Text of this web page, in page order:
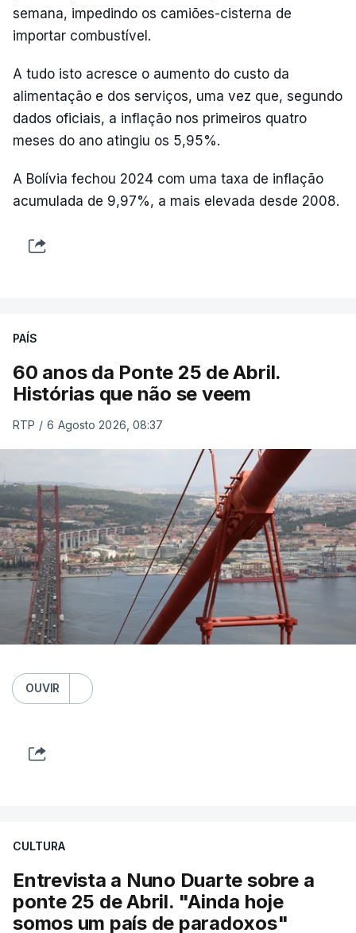
semana, impedindo os camiões-cisterna de
importar combustível.
A tudo isto acresce o aumento do custo da
alimentação e dos serviços, uma vez que, segundo
dados oficiais, a inflação nos primeiros quatro
meses do ano atingiu os 5,95%.
A Bolívia fechou 2024 com uma taxa de inflação
acumulada de 9,97%, a mais elevada desde 2008.
PAÍS
60 anos da Ponte 25 de Abril.
Histórias que não se veem
RTP / 6 Agosto 2026, 08:37
OUVIR
CULTURA
Entrevista a Nuno Duarte sobre a
ponte 25 de Abril. "Ainda hoje
somos um país de paradoxos"